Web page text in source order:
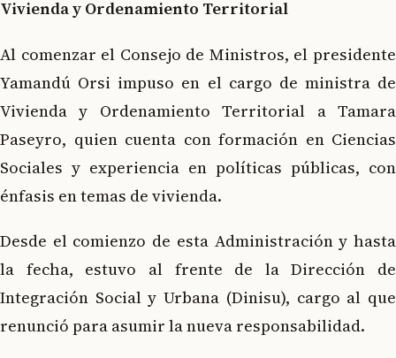
Vivienda y Ordenamiento Territorial
Al comenzar el Consejo de Ministros, el presidente
Yamandú Orsi impuso en el cargo de ministra de
Vivienda y Ordenamiento Territorial a Tamara
Paseyro, quien cuenta con formación en Ciencias
Sociales y experiencia en políticas públicas, con
énfasis en temas de vivienda.
Desde el comienzo de esta Administración y hasta
la fecha, estuvo al frente de la Dirección de
Integración Social y Urbana (Dinisu), cargo al que
renunció para asumir la nueva responsabilidad.